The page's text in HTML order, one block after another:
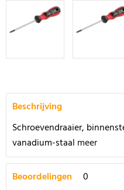
Beschrijving
Schroevendraaier,
vanadium-staal meer
Beoordelingen
0